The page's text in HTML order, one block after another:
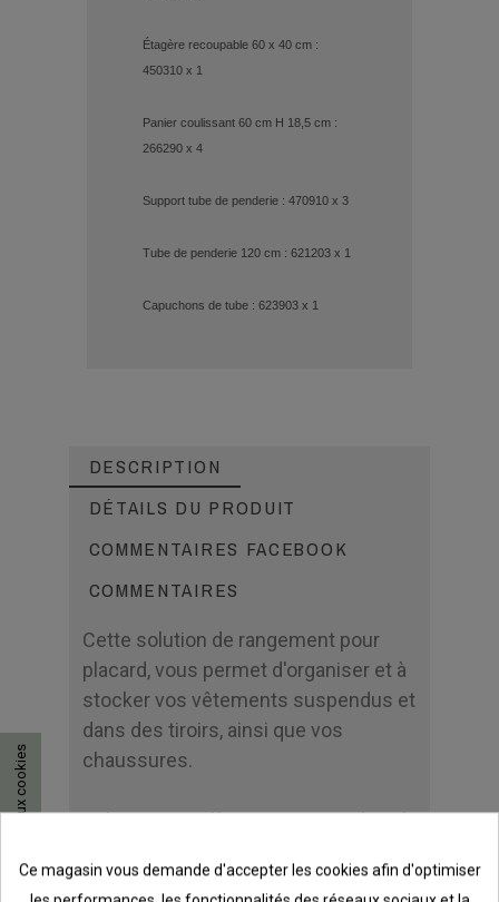
Étagère recoupable 60 x 40 cm :
450310 x 1
Panier coulissant 60 cm H 18,5 cm :
266290 x 4
Support tube de penderie : 470910 x 3
Tube de penderie 120 cm : 621203 x 1
Capuchons de tube : 623903 x 1
DESCRIPTION
DÉTAILS DU PRODUIT
COMMENTAIRES FACEBOOK
COMMENTAIRES
Cette solution de rangement pour
placard, vous permet d'organiser et à
stocker vos vêtements suspendus et
dans des tiroirs, ainsi que vos
chaussures.
Solution complète comprenant le rail
étagères en fil métallique, le tube et
Ce magasin vous demande d'accepter les cookies afin d'optimiser
Consentement aux cookies